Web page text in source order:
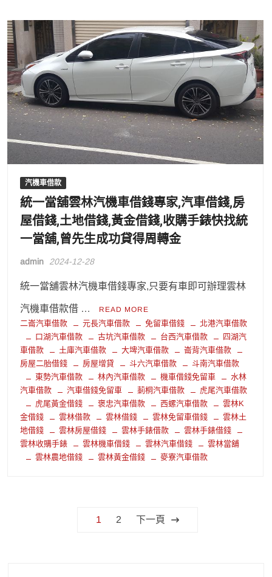
汽機車借款
統一當舖雲林汽機車借錢專家,汽車借錢,房
屋借錢,土地借錢,黃金借錢,收購手錶快找統
一當舖,曾先生成功貸得周轉金
admin 2024-12-28
統一當舖雲林汽機車借錢專家,只要有車即可辦理雲林
汽機車借款借 … READ MORE
二崙汽車借款 元長汽車借款 免留車借錢
北港汽車借款
口湖汽車借款
古坑汽車借款 台西汽車借款
四湖汽
車借款
土庫汽車借款 大埤汽車借款
崙背汽車借款
房屋二胎借錢
房屋增貸 斗六汽車借款
斗南汽車借款
東勢汽車借款
林內汽車借款 機車借錢免留車
水林
汽車借款
汽車借錢免留車 莿桐汽車借款
虎尾汽車借款
虎尾黃金借錢
褒忠汽車借款 西螺汽車借款
雲林K
金借錢
雲林借款 雲林借錢 雲林免留車借錢
雲林土
地借錢
雲林房屋借錢 雲林手錶借款
雲林手錶借錢
雲林收購手錶
雲林機車借錢 雲林汽車借錢
雲林當舖
雲林農地借錢
雲林黃金借錢 麥寮汽車借款
1 2 下一頁